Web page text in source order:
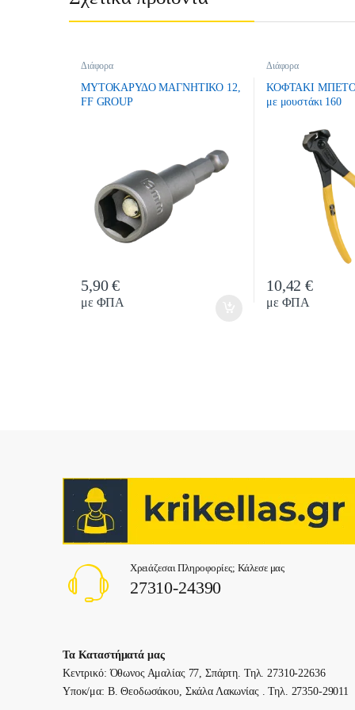
Διάφορα
ΜΥΤΟΚΑΡΥΔΟ ΜΑΓΝΗΤΙΚΟ 12,
FF GROUP
5,90€
με ΦΠΑ
Διάφορα
ΚΟΦΤΑΚΙ
με μουστάκι 160
10,42€
με ΦΠΑ
Χρειάζεσαι Πληροφορίες; Κάλεσε μας
27310-24390
Τα Καταστήματά μας
Κεντρικό: Όθωνος Αμαλίας 77, Σπάρτη. Τηλ. 27310-22636
Υποκ/μα: Β. Θεοδωσάκου, Σκάλα Λακωνίας . Τηλ. 27350-29011